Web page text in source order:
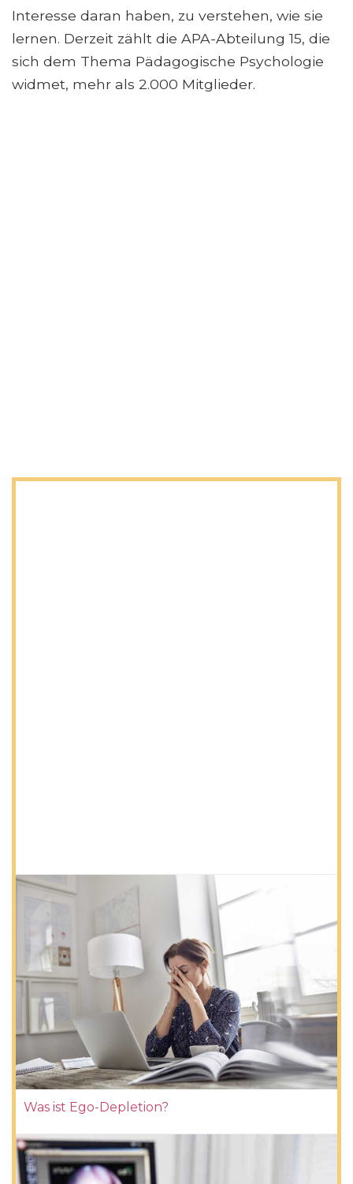
Interesse daran haben, zu verstehen, wie sie
lernen. Derzeit zählt die APA-Abteilung 15, die
sich dem Thema Pädagogische Psychologie
widmet, mehr als 2.000 Mitglieder.
Was ist Ego-Depletion?